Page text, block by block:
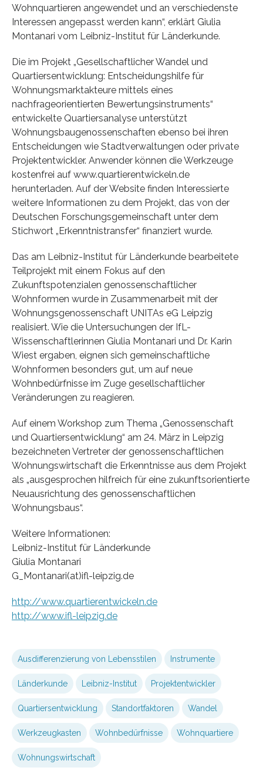
Wohnquartieren angewendet und an verschiedenste
Interessen angepasst werden kann“, erklärt Giulia
Montanari vom Leibniz-Institut für Länderkunde.
Die im Projekt „Gesellschaftlicher Wandel und
Quartiersentwicklung: Entscheidungshilfe für
Wohnungsmarktakteure mittels eines
nachfrageorientierten Bewertungsinstruments“
entwickelte Quartiersanalyse unterstützt
Wohnungsbaugenossenschaften ebenso bei ihren
Entscheidungen wie Stadtverwaltungen oder private
Projektentwickler. Anwender können die Werkzeuge
kostenfrei auf www.quartierentwickeln.de
herunterladen. Auf der Website finden Interessierte
weitere Informationen zu dem Projekt, das von der
Deutschen Forschungsgemeinschaft unter dem
Stichwort „Erkenntnistransfer“ finanziert wurde.
Das am Leibniz-Institut für Länderkunde bearbeitete
Teilprojekt mit einem Fokus auf den
Zukunftspotenzialen genossenschaftlicher
Wohnformen wurde in Zusammenarbeit mit der
Wohnungsgenossenschaft UNITAs eG Leipzig
realisiert. Wie die Untersuchungen der IfL-
Wissenschaftlerinnen Giulia Montanari und Dr. Karin
Wiest ergaben, eignen sich gemeinschaftliche
Wohnformen besonders gut, um auf neue
Wohnbedürfnisse im Zuge gesellschaftlicher
Veränderungen zu reagieren.
Auf einem Workshop zum Thema „Genossenschaft
und Quartiersentwicklung“ am 24. März in Leipzig
bezeichneten Vertreter der genossenschaftlichen
Wohnungswirtschaft die Erkenntnisse aus dem Projekt
als „ausgesprochen hilfreich für eine zukunftsorientierte
Neuausrichtung des genossenschaftlichen
Wohnungsbaus“.
Weitere Informationen:
Leibniz-Institut für Länderkunde
Giulia Montanari
G_Montanari(at)ifl-leipzig.de
http://www.quartierentwickeln.de
http://www.ifl-leipzig.de
Ausdifferenzierung von Lebensstilen Instrumente
Länderkunde Leibniz-Institut Projektentwickler
Quartiersentwicklung Standortfaktoren Wandel
Werkzeugkasten Wohnbedürfnisse Wohnquartiere
Wohnungswirtschaft